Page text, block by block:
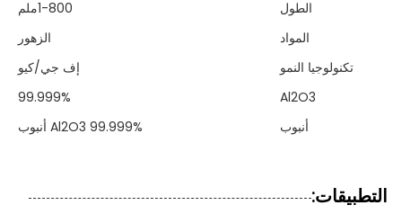
الطول
1-800ملم
المواد
الزهور
تكنولوجيا النمو
إف جي/كيو
Al2O3
99.999%
أنبوب
Al2O3 99.999% أنبوب
التطبيقات: